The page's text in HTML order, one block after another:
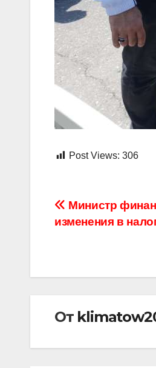
Post Views: 306
Министр
изменения в
От